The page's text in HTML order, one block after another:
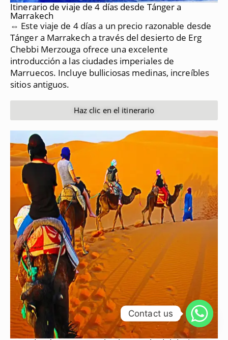
Itinerario de viaje de 4 días desde Tánger a
Marrakech
⇔ Este viaje de 4 días a un precio razonable desde
Tánger a Marrakech a través del desierto de Erg
Chebbi Merzouga ofrece una excelente
introducción a las ciudades imperiales de
Marruecos. Incluye bulliciosas medinas, increíbles
sitios antiguos.
Haz clic en el itinerario
Contact us